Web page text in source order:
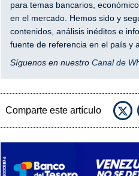
para temas bancarios,
en el mercado. Hemos sido y
contenidos, análisis inéditos e
fuente de referencia en el país y
Síguenos en nuestro Canal de
Comparte este artículo